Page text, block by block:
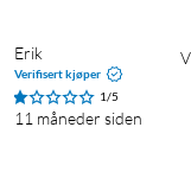
Erik
Verifisert kjøper
1/5
11 måneder siden